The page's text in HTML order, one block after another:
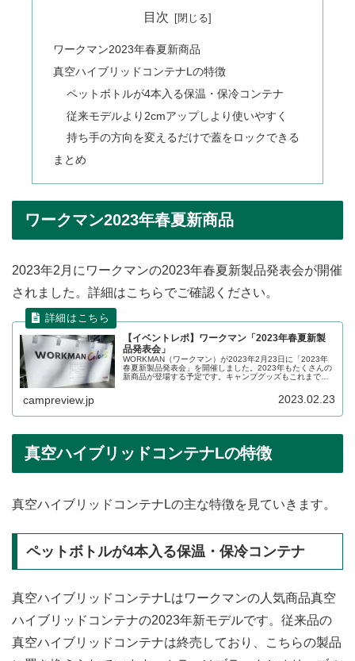
目次
ワークマン2023年春夏新商品
真空ハイブリッドコンテナLの特徴
ペットボトルが4本入る保温・保冷コンテナ
従来モデルより2cmアップしより使いやすく
持ち手の方向を変えるだけで蓋をロックできる
まとめ
ワークマン2023年春夏新商品
2023年2月にワークマンの2023年春夏新製品発表会が開催
されました。詳細はこちらでご確認ください。
【イベントレポ】ワークマン「2023年春夏新製
品発表会」
WORKMAN（ワークマン）が2023年2月23日に「2023年
春夏新製品発表会」を開催しました。2023年もたくさんの
新商品が登場する予定です。キャンプグッズもこれまで以
campreview.jp 2023.02.23
真空ハイブリッドコンテナLの特徴
真空ハイブリッドコンテナLの主な特徴を見ていきます。
ペットボトルが4本入る保温・保冷コンテナ
真空ハイブリッドコンテナLはワークマンの人気商品真空
ハイブリッドコンテナの2023年新モデルです。従来品の
真空ハイブリッドコンテナは終売しており、こちらの製品